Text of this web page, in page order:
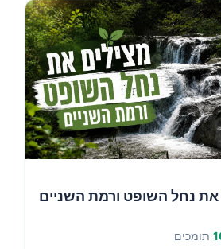
את נחל השופט ורמת השניים
תומכים